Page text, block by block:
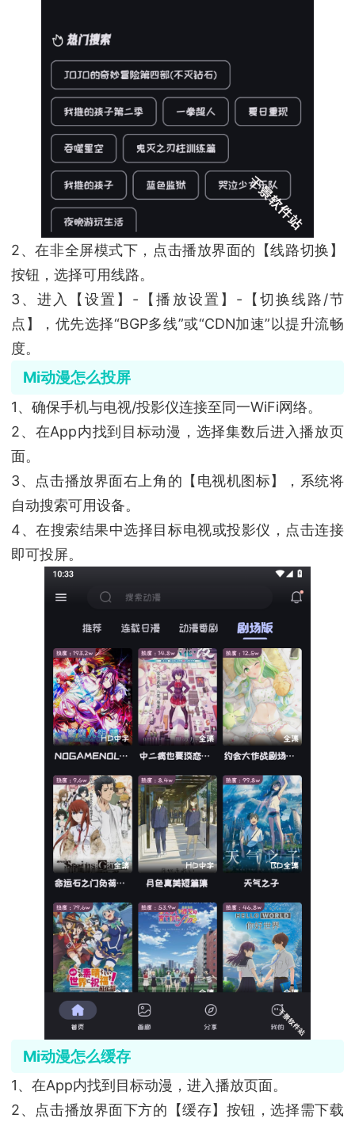
2、在非全屏模式下，点击播放界面的【线路切换】
按钮，选择可用线路。
3、进入【设置】-【播放设置】-【切换线路/节
点】，优先选择“BGP多线”或“CDN加速”以提升流畅
度。
Mi动漫怎么投屏
1、确保手机与电视/投影仪连接至同一WiFi网络。
2、在App内找到目标动漫，选择集数后进入播放页
面。
3、点击播放界面右上角的【电视机图标】，系统将
自动搜索可用设备。
4、在搜索结果中选择目标电视或投影仪，点击连接
即可投屏。
Mi动漫怎么缓存
1、在App内找到目标动漫，进入播放页面。
2、点击播放界面下方的【缓存】按钮，选择需下载